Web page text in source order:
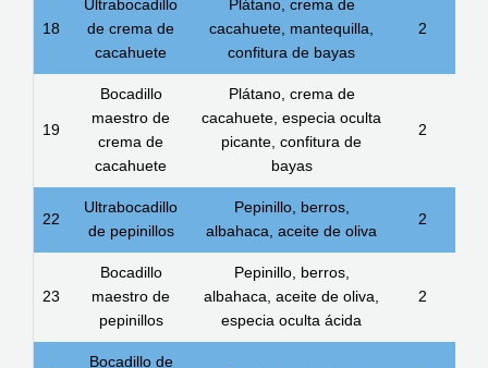
18
Ultrabocadillo
de crema de
cacahuete
Plátano, crema de
cacahuete, mantequilla,
confitura de bayas
2
19
Bocadillo
maestro de
crema de
cacahuete
Plátano, crema de
cacahuete, especia oculta
picante, confitura de
bayas
2
22
Ultrabocadillo
de pepinillos
Pepinillo, berros,
albahaca, aceite de oliva
2
23
Bocadillo
maestro de
pepinillos
Pepinillo, berros,
albahaca, aceite de oliva,
especia oculta ácida
2
Bocadillo de